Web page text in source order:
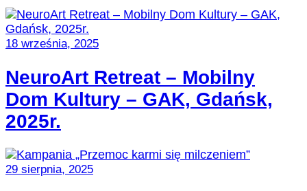
18 września, 2025
NeuroArt Retreat – Mobilny
Dom Kultury – GAK, Gdańsk,
2025r.
29 sierpnia, 2025